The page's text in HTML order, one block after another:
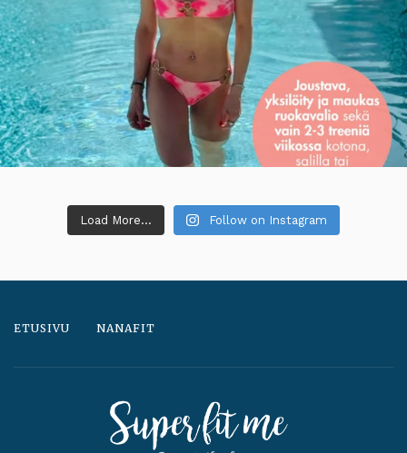
Load More... Follow on Instagram
ETUSIVU NANAFIT